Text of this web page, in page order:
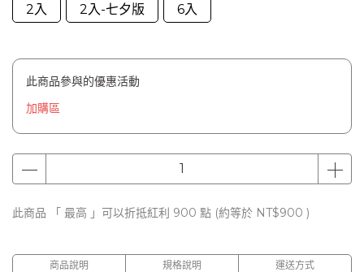
2入
2入-七夕版 6入
此商品參與的優惠活動
加購區
此商品 「 最高 」可以折抵紅利 900 點 (約等於 NT$900 )
商品說明 規格說明 運送方式